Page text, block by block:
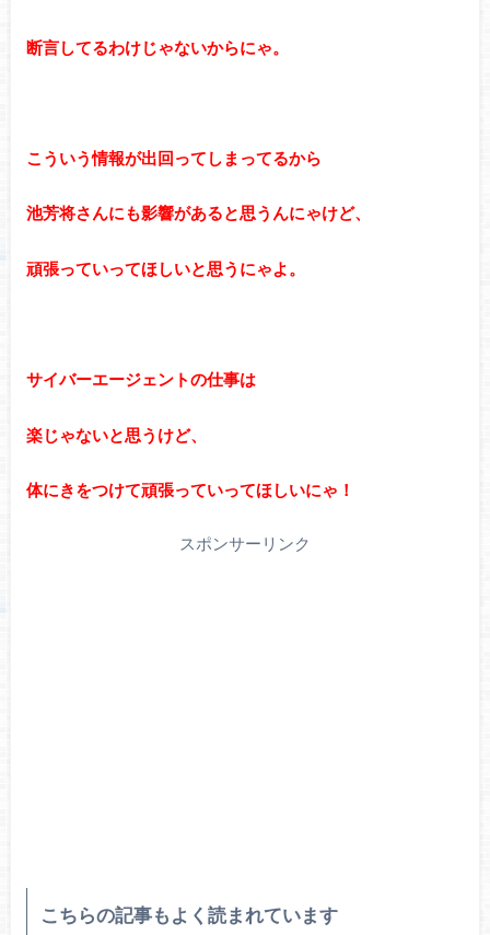
断言してるわけじゃないからにゃ。
こういう情報が出回ってしまってるから
池芳将さんにも影響があると思うんにゃけど、
頑張っていってほしいと思うにゃよ。
サイバーエージェントの仕事は
楽じゃないと思うけど、
体にきをつけて頑張っていってほしいにゃ！
スポンサーリンク
こちらの記事もよく読まれています